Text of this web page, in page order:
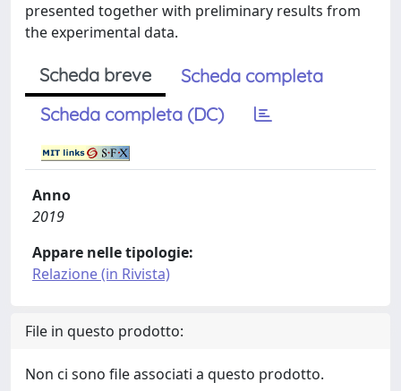
presented together with preliminary results from
the experimental data.
Scheda breve
Scheda completa
Scheda completa (DC)
Anno
2019
Appare nelle tipologie:
Relazione (in Rivista)
File in questo prodotto:
Non ci sono file associati a questo prodotto.